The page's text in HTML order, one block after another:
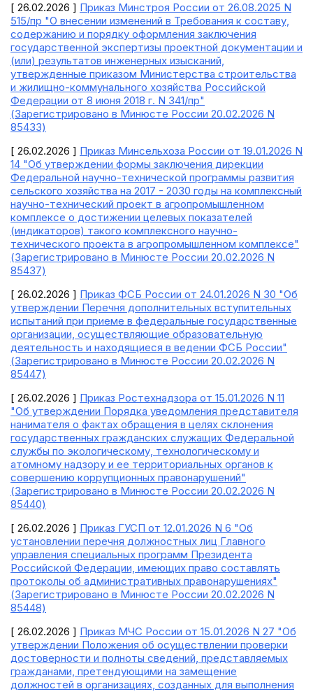
[ 26.02.2026 ] Приказ Минстроя России от 26.08.2025 N
515/пр "О внесении изменений в Требования к составу,
содержанию и порядку оформления заключения
государственной экспертизы проектной документации и
(или) результатов инженерных изысканий,
утвержденные приказом Министерства строительства
и жилищно-коммунального хозяйства Российской
Федерации от 8 июня 2018 г. N 341/пр"
(Зарегистрировано в Минюсте России 20.02.2026 N
85433)
[ 26.02.2026 ] Приказ Минсельхоза России от 19.01.2026 N
14 "Об утверждении формы заключения дирекции
Федеральной научно-технической программы развития
сельского хозяйства на 2017 - 2030 годы на комплексный
научно-технический проект в агропромышленном
комплексе о достижении целевых показателей
(индикаторов) такого комплексного научно-
технического проекта в агропромышленном комплексе"
(Зарегистрировано в Минюсте России 20.02.2026 N
85437)
[ 26.02.2026 ] Приказ ФСБ России от 24.01.2026 N 30 "Об
утверждении Перечня дополнительных вступительных
испытаний при приеме в федеральные государственные
организации, осуществляющие образовательную
деятельность и находящиеся в ведении ФСБ России"
(Зарегистрировано в Минюсте России 20.02.2026 N
85447)
[ 26.02.2026 ] Приказ Ростехнадзора от 15.01.2026 N 11
"Об утверждении Порядка уведомления представителя
нанимателя о фактах обращения в целях склонения
государственных гражданских служащих Федеральной
службы по экологическому, технологическому и
атомному надзору и ее территориальных органов к
совершению коррупционных правонарушений"
(Зарегистрировано в Минюсте России 20.02.2026 N
85440)
[ 26.02.2026 ] Приказ ГУСП от 12.01.2026 N 6 "Об
установлении перечня должностных лиц Главного
управления специальных программ Президента
Российской Федерации, имеющих право составлять
протоколы об административных правонарушениях"
(Зарегистрировано в Минюсте России 20.02.2026 N
85448)
[ 26.02.2026 ] Приказ МЧС России от 15.01.2026 N 27 "Об
утверждении Положения об осуществлении проверки
достоверности и полноты сведений, представляемых
гражданами, претендующими на замещение
должностей в организациях, созданных для выполнения